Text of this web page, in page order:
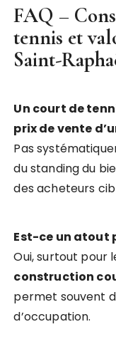
FAQ –
tennis et
Saint-
Un court de
prix de vente
Pas
du standing du
des acheteurs
Est-ce un atout
Oui, surtout pour
construction
permet souvent
d’occupation.